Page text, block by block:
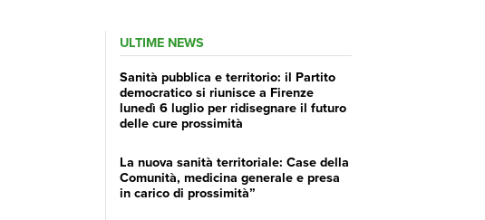
ULTIME NEWS
Sanità pubblica e territorio: il Partito
democratico si riunisce a Firenze
lunedì 6 luglio per ridisegnare il futuro
delle cure prossimità
La nuova sanità territoriale: Case della
Comunità, medicina generale e presa
in carico di prossimità”